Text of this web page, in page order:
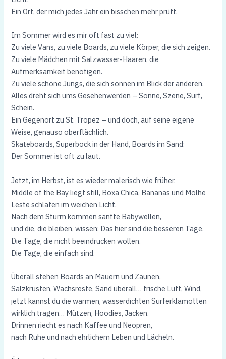
Ein Ort, der mich jedes Jahr ein bisschen mehr prüft.
Im Sommer wird es mir oft fast zu viel:
Zu viele Vans, zu viele Boards, zu viele Körper, die sich zeigen.
Zu viele Mädchen mit Salzwasser-Haaren, die
Aufmerksamkeit benötigen.
Zu viele schöne Jungs, die sich sonnen im Blick der anderen.
Alles dreht sich ums Gesehenwerden – Sonne, Szene, Surf,
Schein.
Ein Gegenort zu St. Tropez – und doch, auf seine eigene
Weise, genauso oberflächlich.
Skateboards, Superbock in der Hand, Boards im Sand:
Der Sommer ist oft zu laut.
Jetzt, im Herbst, ist es wieder malerisch wie früher.
Middle of the Bay liegt still, Boxa Chica, Bananas und Molhe
Leste schlafen im weichen Licht.
Nach dem Sturm kommen sanfte Babywellen,
und die, die bleiben, wissen: Das hier sind die besseren Tage.
Die Tage, die nicht beeindrucken wollen.
Die Tage, die einfach sind.
Überall stehen Boards an Mauern und Zäunen,
Salzkrusten, Wachsreste, Sand überall… frische Luft, Wind,
jetzt kannst du die warmen, wasserdichten Surferklamotten
wirklich tragen… Mützen, Hoodies, Jacken.
Drinnen riecht es nach Kaffee und Neopren,
nach Ruhe und nach ehrlichem Leben und Lächeln.